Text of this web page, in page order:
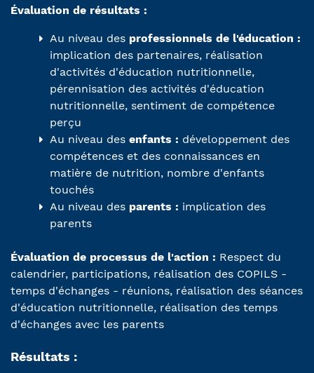
Évaluation de résultats :
Au niveau des professionnels de l'éducation :
implication des partenaires, réalisation
d'activités d'éducation nutritionnelle,
pérennisation des activités d'éducation
nutritionnelle, sentiment de compétence
perçu
Au niveau des enfants : développement des
compétences et des connaissances en
matière de nutrition, nombre d'enfants
touchés
Au niveau des parents : implication des
parents
Évaluation de processus de l'action : Respect du
calendrier, participations, réalisation des COPILS -
temps d'échanges - réunions, réalisation des séances
d'éducation nutritionnelle, réalisation des temps
d'échanges avec les parents
Résultats :